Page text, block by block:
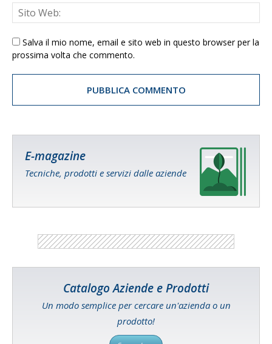
Salva il mio nome, email e sito web in questo browser per la
prossima volta che commento.
E-magazine
Tecniche, prodotti e servizi dalle aziende
Catalogo Aziende e Prodotti
Un modo semplice per cercare un'azienda o un
prodotto!